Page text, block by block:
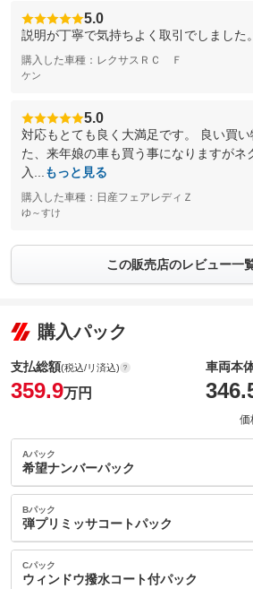
5.0
説明が丁寧で気持ちよく取引でしました。
購入した車種：レクサスＲＣ Ｆ
ケン
5.0
対応もとても良く大満足です。 良い買
た、来年娘の車も買う事になりますがネ
入...
もっと見る
購入した車種：日産フェアレディＺ
ゆ～すけ
この販売店のレビュー一
購入パック
支払総額(税込/リ済込)
359.9万円
車両本
価
Aパック
希望ナンバーパック
内：オプシ
ョン価格
(税込)
車両本体価
346.5万円
Bパック
弾プリミッサコートパック
内：オプシ
ョン価格
(税込)
Cパック
ウィンドウ撥水コート付パック